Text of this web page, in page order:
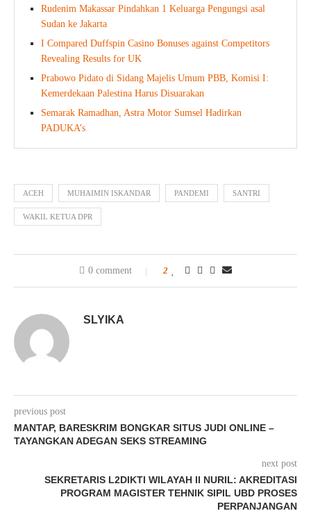
Rudenim Makassar Pindahkan 1 Keluarga Pengungsi asal
Sudan ke Jakarta
I Compared Duffspin Casino Bonuses against Competitors
Revealing Results for UK
Prabowo Pidato di Sidang Majelis Umum PBB, Komisi I:
Kemerdekaan Palestina Harus Disuarakan
Semarak Ramadhan, Astra Motor Sumsel Hadirkan
PADUKA’s
ACEH MUHAIMIN ISKANDAR PANDEMI SANTRI
WAKIL KETUA DPR
0 comment 2
SLYIKA
previous post
MANTAP, BARESKRIM BONGKAR SITUS JUDI ONLINE –
TAYANGKAN ADEGAN SEKS STREAMING
next post
SEKRETARIS L2DIKTI WILAYAH II NURIL: AKREDITASI
PROGRAM MAGISTER TEHNIK SIPIL UBD PROSES
PERPANJANGAN